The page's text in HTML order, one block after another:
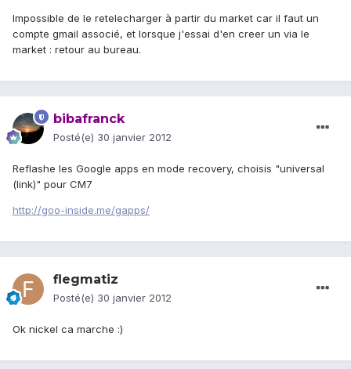
Impossible de le retelecharger à partir du market car il faut un
compte gmail associé, et lorsque j'essai d'en creer un via le
market : retour au bureau.
bibafranck
Posté(e) 30 janvier 2012
Reflashe les Google apps en mode recovery, choisis "universal
(link)" pour CM7
http://goo-inside.me/gapps/
flegmatiz
Posté(e) 30 janvier 2012
Ok nickel ca marche :)